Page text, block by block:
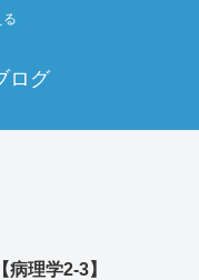
る
ログ
理学2‐3】